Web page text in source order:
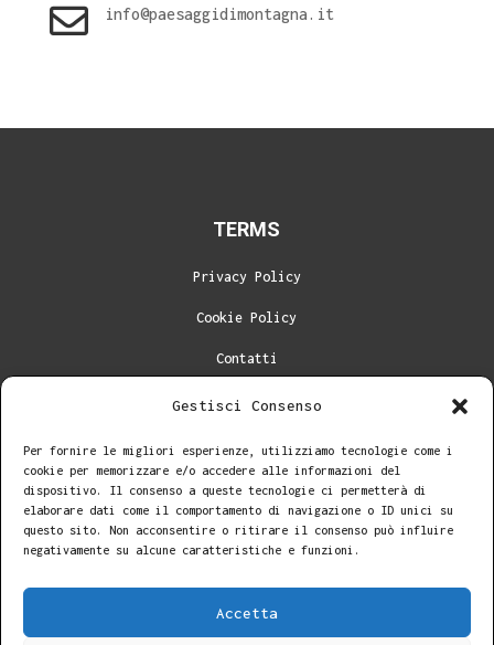
Gestisci Consenso
Per fornire le migliori esperienze, utilizziamo tecnologie come i
cookie per memorizzare e/o accedere alle informazioni del
dispositivo. Il consenso a queste tecnologie ci permetterà di
elaborare dati come il comportamento di navigazione o ID unici su
questo sito. Non acconsentire o ritirare il consenso può influire
negativamente su alcune caratteristiche e funzioni.
Accetta
 info@paesaggidimontagna.it
TERMS
Privacy Policy
Cookie Policy
Contatti
LINKS
Blog
Home
About me